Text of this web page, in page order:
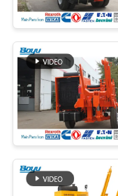
โรงงาน
ควบคุม
คุณภาพ
ติดต่อ
เรา
อุปกร